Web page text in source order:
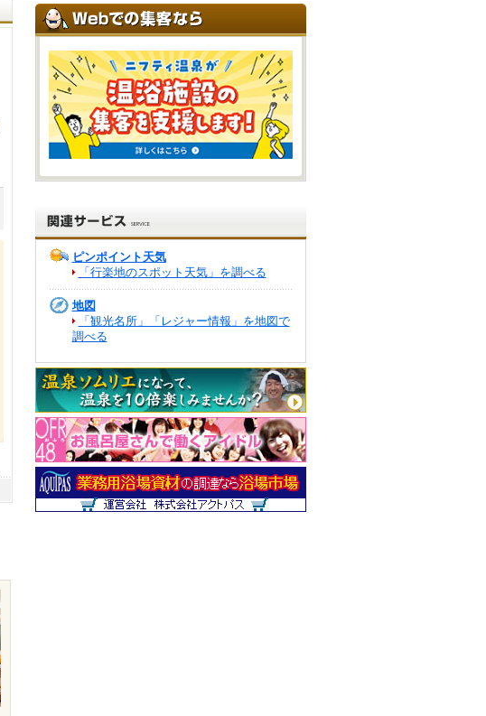
ピンポイント天気
「行楽地のスポット天気」を調べる
地図
「観光名所」「レジャー情報」を地図で
調べる